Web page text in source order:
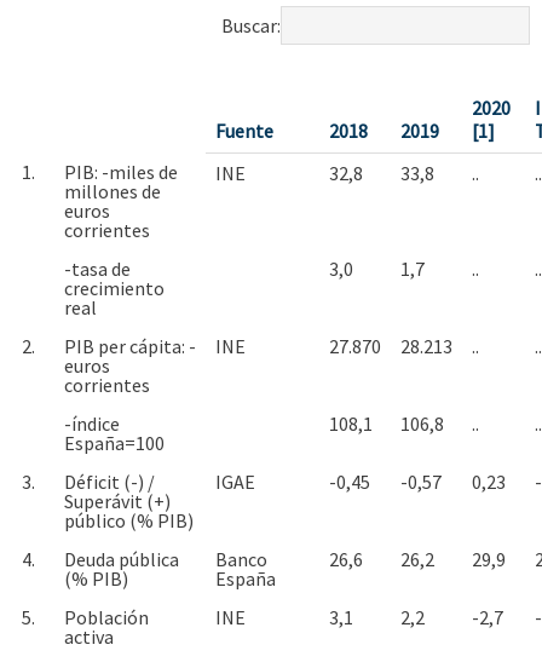
Buscar:
Fuente 2018 2019
2020
[1]
1.
PIB: -miles de
millones de
euros
corrientes
INE 32,8 33,8 .. ..
-tasa de
crecimiento
real
3,0 1,7 .. ..
2.
PIB per cápita: -
euros
corrientes
INE 27.870 28.213 .. ..
-índice
España=100
108,1 106,8 .. ..
3.
Déficit (-) /
Superávit (+)
público (% PIB)
IGAE -0,45 -0,57 0,23
4.
Deuda pública
(% PIB)
Banco
España
26,6 26,2 29,9
5.
Población
activa
INE 3,1 2,2 -2,7